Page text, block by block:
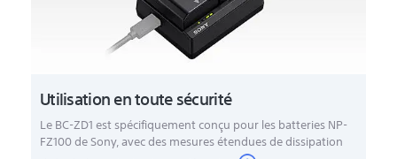
Utilisation en toute sécurité
Le BC-ZD1 est spécifiquement conçu pour les batteries NP-
FZ100 de Sony, avec des mesures étendues de dissipation